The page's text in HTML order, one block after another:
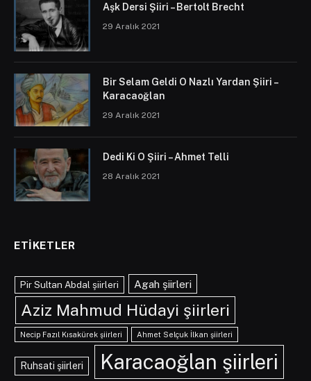
Aşk Dersi Şiiri – Bertolt Brecht
29 Aralık 2021
Bir Selam Geldi O Nazlı Yardan Şiiri –
Karacaoğlan
29 Aralık 2021
Dedi Ki O Şiiri – Ahmet Telli
28 Aralık 2021
ETIKETLER
Pir Sultan Abdal şiirleri Agah şiirleri
Aziz Mahmud Hüdayi şiirleri
Necip Fazıl Kısakürek şiirleri Ahmet Selçuk İlkan şiirleri
Ruhsati şiirleri Karacaoğlan şiirleri